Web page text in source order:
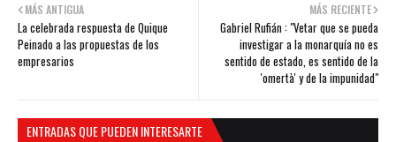
MÁS RECIENTE
Gabriel Rufián : "Vetar que se pueda
investigar a la monarquía no es
sentido de estado, es sentido de la
'omertà' y de la impunidad"
MÁS ANTIGUA
La celebrada respuesta de Quique
Peinado a las propuestas de los
empresarios
ENTRADAS QUE PUEDEN INTERESARTE